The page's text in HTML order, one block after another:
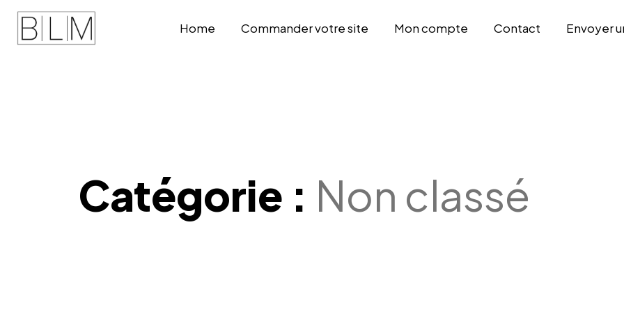
Home Commander votre site Mon compte Contact Envoyer
Catégorie : Non classé